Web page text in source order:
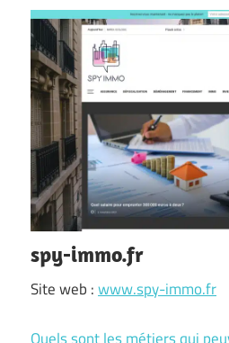
spy-immo.fr
Site web :www.spy-immo.fr
Quels sont les métiers qui